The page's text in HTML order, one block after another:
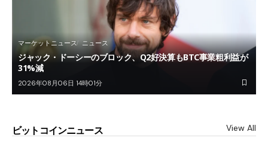
マーケットニュース ニュース
ジャック・ドーシーのブロック、Q2好決算もBTC事業粗利益が
31%減
2026年08月06日 14時01分
ビットコインニュース View All